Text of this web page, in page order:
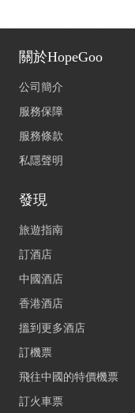
關於HopeGoo
公司簡介
服務保障
服務條款
私隱聲明
發現
旅遊指南
訂酒店
中國酒店
香港酒店
搵到更多酒店
訂機票
飛往中國的特價機票
訂火車票